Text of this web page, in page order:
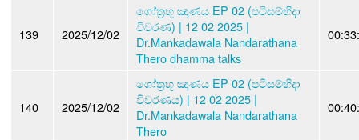
139 2025/12/02
ගෝත්‍රභූ ඤාණය EP 02 (පටිසම්භිදා
විවරණ) | 12 02 2025 |
Dr.Mankadawala Nandarathana
Thero dhamma talks
140 2025/12/02
ගෝත්‍රභූ ඤාණය EP 02 (පටිසම්භිදා
විවරණය) | 12 02 2025 |
Dr.Mankadawala Nandarathana
Thero